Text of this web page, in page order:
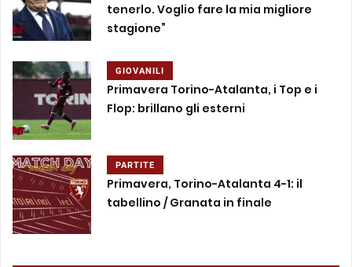
tenerlo. Voglio fare la mia migliore
stagione”
GIOVANILI
Primavera Torino-Atalanta, i Top e i
Flop: brillano gli esterni
PARTITE
Primavera, Torino-Atalanta 4-1: il
tabellino / Granata in finale